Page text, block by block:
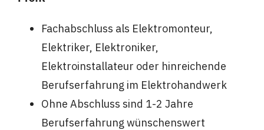
Fachabschluss als Elektromonteur,
Elektriker, Elektroniker,
Elektroinstallateur oder hinreichende
Berufserfahrung im Elektrohandwerk
Ohne Abschluss sind 1-2 Jahre
Berufserfahrung wünschenswert